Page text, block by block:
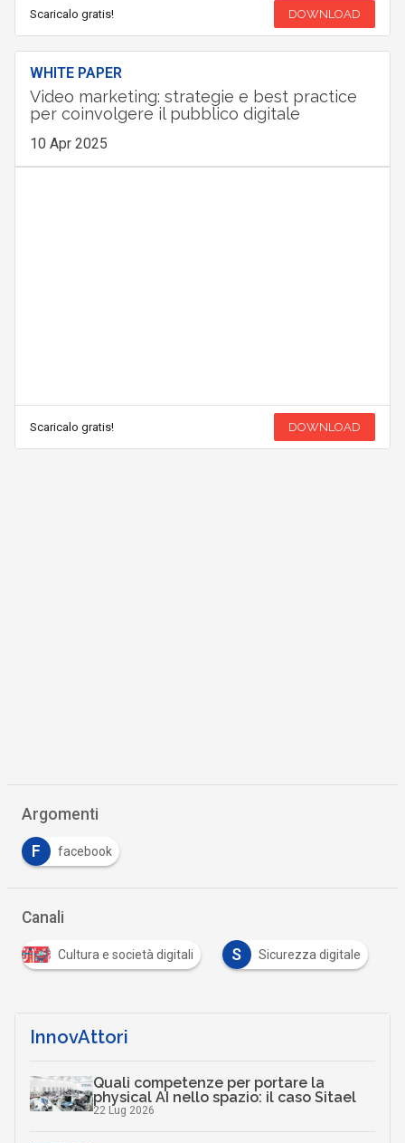
Scaricalo gratis! DOWNLOAD
WHITE PAPER
Video marketing: strategie e best practice
per coinvolgere il pubblico digitale
10 Apr 2025
Scaricalo gratis! DOWNLOAD
Argomenti
F facebook
Canali
Cultura e società digitali S Sicurezza digitale
InnovAttori
Quali competenze per portare la
physical AI nello spazio: il caso Sitael
22 Lug 2026